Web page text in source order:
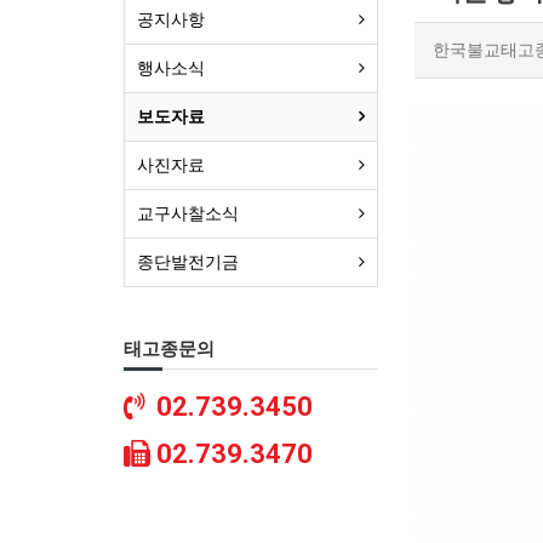
한국불교태고
공지사항
행사소식
보도자료
사진자료
교구사찰소식
종단발전기금
태고종문의
02.739.3450
02.739.3470